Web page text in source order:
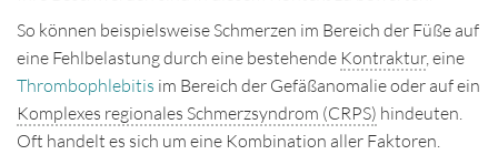
Datenschutz
Disclaimer
Impressum
So können beispielsweise Schmerzen im Bereich der Füße auf
eine Fehlbelastung durch eine bestehende Kontraktur, eine
Thrombophlebitis im Bereich der Gefäßanomalie oder auf ein
Komplexes regionales Schmerzsyndrom (CRPS) hindeuten.
Oft handelt es sich um eine Kombination aller Faktoren.